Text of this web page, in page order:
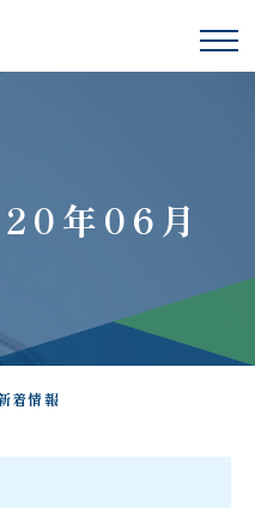
年06月
着情報